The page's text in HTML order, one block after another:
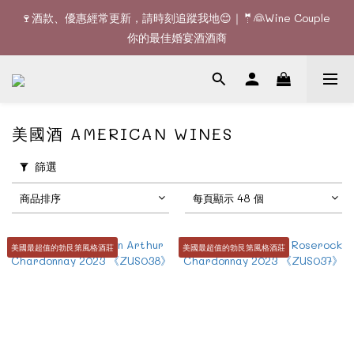
🚚全單滿$1200或6支可享免費送貨 (香港)｜🆕全新澳門送貨服務
(詳情請查詢)
🍷酒款、優惠經常更新，請時刻追蹤我地😊｜🤵👰Wine Couple
你的最佳婚宴酒酒商
🚚全單滿$1200或6支可享免費送貨 (香港)｜🆕全新澳門送貨服務
美國酒 AMERICAN WINES
篩選
商品排序 每頁顯示 48 個
美國最超值的勃艮第風格酒莊 美國最超值的勃艮第風格酒莊